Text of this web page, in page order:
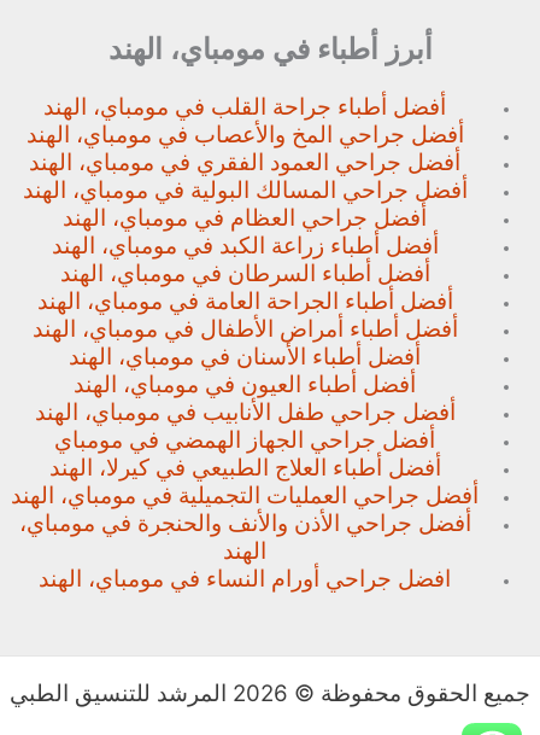
أبرز أطباء في مومباي، الهند
أفضل أطباء جراحة القلب في مومباي، الهند
أفضل جراحي المخ والأعصاب في مومباي، الهند
أفضل جراحي العمود الفقري في مومباي، الهند
أفضل جراحي المسالك البولية في مومباي، الهند
أفضل جراحي العظام في مومباي، الهند
أفضل أطباء زراعة الكبد في مومباي، الهند
أفضل أطباء السرطان في مومباي، الهند
أفضل أطباء الجراحة العامة في مومباي، الهند
أفضل أطباء أمراض الأطفال في مومباي، الهند
أفضل أطباء الأسنان في مومباي، الهند
أفضل أطباء العيون في مومباي، الهند
أفضل جراحي طفل الأنابيب في مومباي، الهند
أفضل جراحي الجهاز الهمضي في مومباي
أفضل أطباء العلاج الطبيعي في كيرلا، الهند
أفضل جراحي العمليات التجميلية في مومباي، الهند
أفضل جراحي الأذن والأنف والحنجرة في مومباي،
الهند
افضل جراحي أورام النساء في مومباي، الهند
جميع الحقوق محفوظة © 2026 المرشد للتنسيق الطبي